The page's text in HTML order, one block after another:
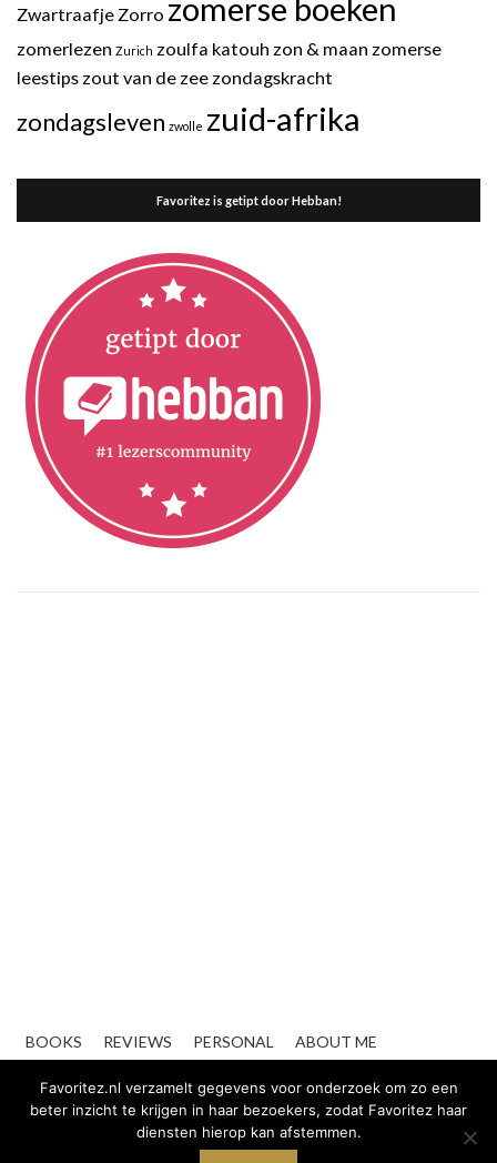
Zwartraafje Zorro zomerse boeken
zomerlezen Zurich zoulfa katouh zon & maan zomerse
leestips zout van de zee zondagskracht
zondagsleven zwolle zuid-afrika
Favoritez is getipt door Hebban!
BOOKS REVIEWS PERSONAL
ABOUT ME
CONTACT
ZAKELIJK
Favoritez.nl verzamelt gegevens voor onderzoek om zo een
beter inzicht te krijgen in haar bezoekers, zodat Favoritez haar
diensten hierop kan afstemmen.